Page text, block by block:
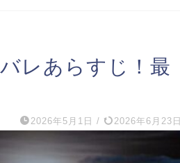
レあらすじ！最
2026年5月1日 / 2026年6月23日